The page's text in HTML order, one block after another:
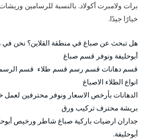
خيارًا جيدًا.
هل تبحث عن صباغ في منطقة القلاين؟ نحن في
أبوحليفة ونوفر قسم صباغ
قسم دهانات قسم رسم قسم طلاء قسم الرسم
انواع الطلاء الاصباغ
الدهانات بأرخص الاسعار ونوفر محترفين
بريشة محترف تركيب ورق
جداران ارضيات باركية صباغ شاطر ورخيص
أبوحليفة.